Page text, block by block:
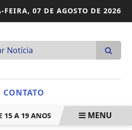
FEIRA, 07 DE AGOSTO DE 2026
CONTATO
19 ANOS MEGA-SENA NÃO TEM
MENU